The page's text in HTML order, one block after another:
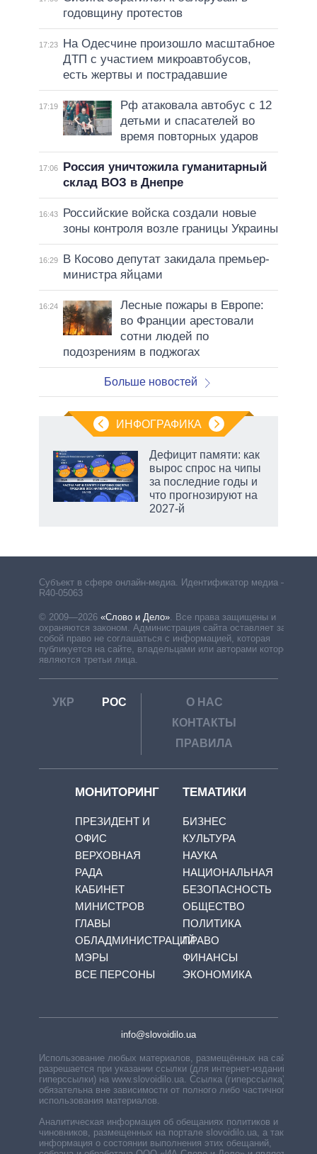
годовщину протестов
17:23
На Одесчине произошло масштабное
ДТП с участием микроавтобусов,
есть жертвы и пострадавшие
17:19
Рф атаковала автобус с 12
детьми и спасателей во
время повторных ударов
17:06
Россия уничтожила гуманитарный
склад ВОЗ в Днепре
16:43
Российские войска создали новые
зоны контроля возле границы Украины
16:29
В Косово депутат закидала премьер-
министра яйцами
16:24
Лесные пожары в Европе:
во Франции арестовали
сотни людей по
подозрениям в поджогах
Больше новостей
ИНФОГРАФИКА
Дефицит памяти: как
вырос спрос на чипы
за последние годы и
что прогнозируют на
2027-й
Субъект в сфере онлайн-медиа. Идентификатор медиа –
R40-05063
© 2009—2026 «Слово и Дело». Все права защищены и
охраняются законом. Администрация сайта оставляет за
собой право не соглашаться с информацией, которая
публикуется на сайте, владельцами или авторами которой
являются третьи лица.
УКР РОС
О НАС
КОНТАКТЫ
ПРАВИЛА
МОНИТОРИНГ
ПРЕЗИДЕНТ И
ОФИС
ВЕРХОВНАЯ
РАДА
КАБИНЕТ
МИНИСТРОВ
ГЛАВЫ
ОБЛАДМИНИСТРАЦИЙ
МЭРЫ
ВСЕ ПЕРСОНЫ
ТЕМАТИКИ
БИЗНЕС
КУЛЬТУРА
НАУКА
НАЦИОНАЛЬНАЯ
БЕЗОПАСНОСТЬ
ОБЩЕСТВО
ПОЛИТИКА
ПРАВО
ФИНАНСЫ
ЭКОНОМИКА
info@slovoidilo.ua
Использование любых материалов, размещённых на сайте,
разрешается при указании ссылки (для интернет-изданий —
гиперссылки) на www.slovoidilo.ua. Ссылка (гиперссылка)
обязательна вне зависимости от полного либо частичного
использования материалов.
Аналитическая информация об обещаниях политиков и
чиновников, размещенных на портале slovoidilo.ua, а также
информация о состоянии выполнения этих обещаний,